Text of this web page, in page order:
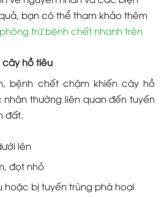
bạn có thể tham khảo thêm
trừ bệnh chết nhanh trên
cây hồ tiêu
bệnh chết chậm khiến cây hồ
nhân thường liên quan đến tuyến
đất.
lên
đọt nhỏ
hoặc bị tuyến trùng phá hoại